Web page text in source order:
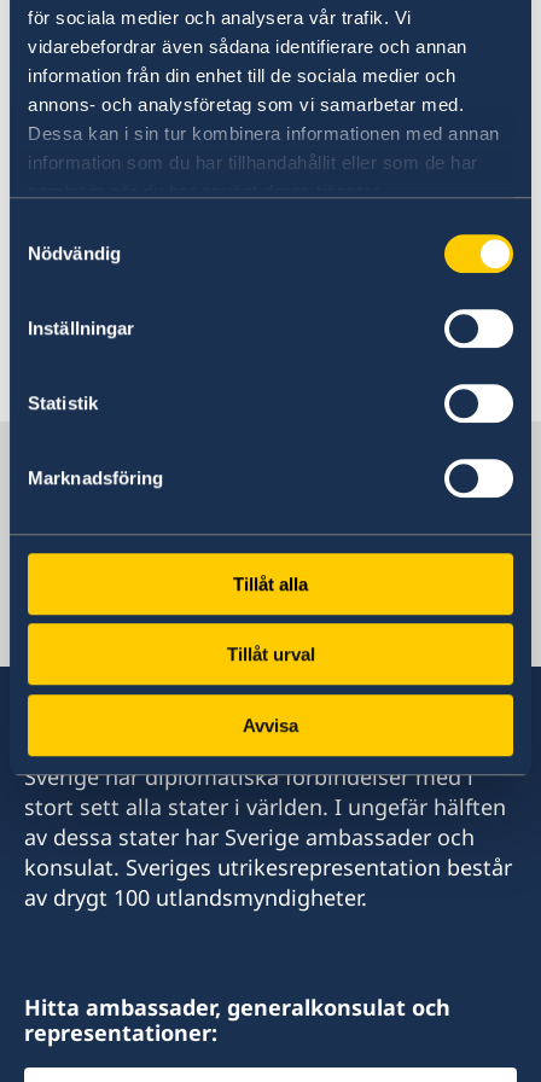
för sociala medier och analysera vår trafik. Vi
vidarebefordrar även sådana identifierare och annan
information från din enhet till de sociala medier och
annons- och analysföretag som vi samarbetar med.
Dessa kan i sin tur kombinera informationen med annan
information som du har tillhandahållit eller som de har
Nödvändig
Inställningar
Statistik
Marknadsföring
Tillåt alla
Tillåt urval
Avvisa
Naturförhållanden och katastrofer
Resa med dubbelt medborgarskap
information. Kontakta ambassaden för
information om eventuella lokala villkor. Länk
till ambassaden hittar du längst ned på sidan.
Svenskt och dubbelt medborgarskap
förhållande som uppstår mellan en stat och en
födelsen eller efter en anmälan eller en
ansökan. Dubbelt medborgarskap innebär att
Sverige i Turkmenistan
Sveriges ambassad
Turkmenistan, Stockholm
Sverige har diplomatiska förbindelser med i
stort sett alla stater i världen. I ungefär hälften
av dessa stater har Sverige ambassader och
konsulat. Sveriges utrikesrepresentation består
av drygt 100 utlandsmyndigheter.
Hitta ambassader, generalkonsulat och
representationer: